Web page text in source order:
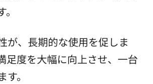
が、長期的な使用を促しま
足度を大幅に向上させ、一台
。